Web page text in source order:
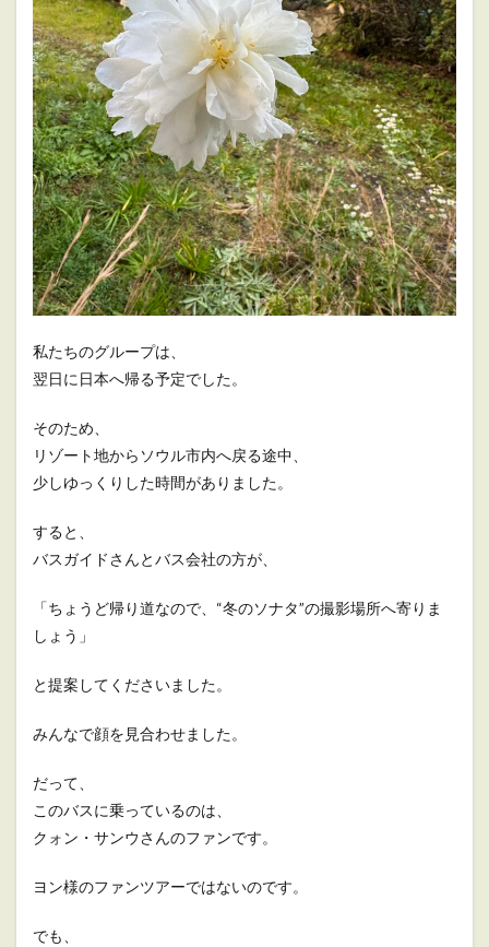
私たちのグループは、
翌日に日本へ帰る予定でした。
そのため、
リゾート地からソウル市内へ戻る途中、
少しゆっくりした時間がありました。
すると、
バスガイドさんとバス会社の方が、
「ちょうど帰り道なので、“冬のソナタ”の撮影場所へ寄りま
しょう」
と提案してくださいました。
みんなで顔を見合わせました。
だって、
このバスに乗っているのは、
クォン・サンウさんのファンです。
ヨン様のファンツアーではないのです。
でも、